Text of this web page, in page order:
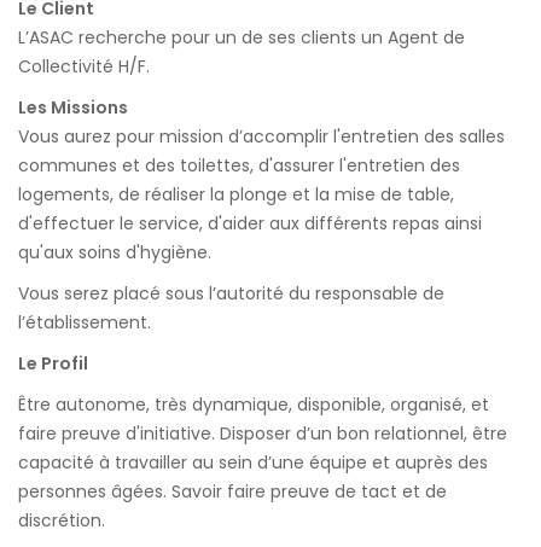
Le Client
L’ASAC recherche pour un de ses clients un Agent de
Collectivité H/F.
Les Missions
Vous aurez pour mission d’accomplir l'entretien des salles
communes et des toilettes, d'assurer l'entretien des
logements, de réaliser la plonge et la mise de table,
d'effectuer le service, d'aider aux différents repas ainsi
qu'aux soins d'hygiène.
Vous serez placé sous l’autorité du responsable de
l’établissement.
Le Profil
Être autonome, très dynamique, disponible, organisé, et
faire preuve d'initiative. Disposer d’un bon relationnel, être
capacité à travailler au sein d’une équipe et auprès des
personnes âgées. Savoir faire preuve de tact et de
discrétion.